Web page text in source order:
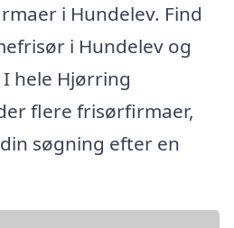
i Hundelev. Find
i Hundelev og
hele Hjørring
flere frisørfirmaer,
søgning efter en